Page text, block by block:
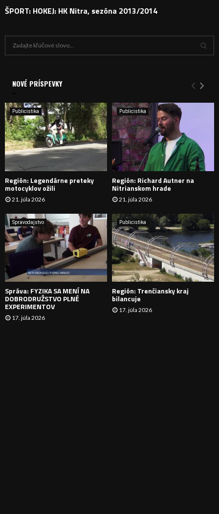
ŠPORT: HOKEJ: HK Nitra, sezóna 2013/2014
i
e
:
Y
H
D
A
N
I
E
NOVÉ PRÍSPEVKY
Publicistika
Región: Legendárne preteky
motocyklov ožili
21. júla 2026
Publicistika
Región: Richard Autner na
Nitrianskom hrade
21. júla 2026
Spravodajstvo
Správa: FYZIKA SA MENÍ NA
DOBRODRUŽSTVO PLNÉ
EXPERIMENTOV
17. júla 2026
Publicistika
Región: Trenčiansky kraj
bilancuje
17. júla 2026